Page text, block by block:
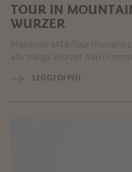
TOUR IN
WURZER
LEGGI DI PIÙ